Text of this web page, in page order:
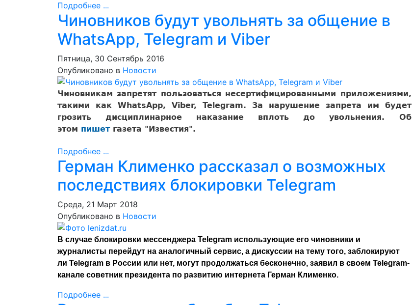
Подробнее ...
Чиновников будут увольнять за общение в
WhatsApp, Telegram и Viber
Пятница, 30 Сентябрь 2016
Опубликовано в Новости
Чиновникам запретят пользоваться несертифицированными приложениями,
такими как WhatsApp, Viber, Telegram. За нарушение запрета им будет
грозить дисциплинарное наказание вплоть до увольнения. Об
этом пишет газета "Известия".
Подробнее ...
Герман Клименко рассказал о возможных
последствиях блокировки Telegram
Среда, 21 Март 2018
Опубликовано в Новости
В случае блокировки мессенджера Telegram использующие его чиновники и
журналисты перейдут на аналогичный сервис, а дискуссии на тему того, заблокируют
ли Telegram в России или нет, могут продолжаться бесконечно, заявил в своем Telegram-
канале советник президента по развитию интернета Герман Клименко.
Подробнее ...